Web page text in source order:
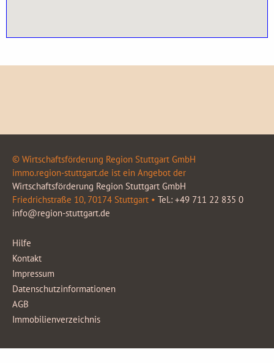
© Wirtschaftsförderung Region Stuttgart GmbH
immo.region-stuttgart.de ist ein Angebot der
Wirtschaftsförderung Region Stuttgart GmbH
Friedrichstraße 10, 70174 Stuttgart • Tel.: +49 711 22 835 0
info@region-stuttgart.de
Hilfe
Kontakt
Impressum
Datenschutzinformationen
AGB
Immobilienverzeichnis